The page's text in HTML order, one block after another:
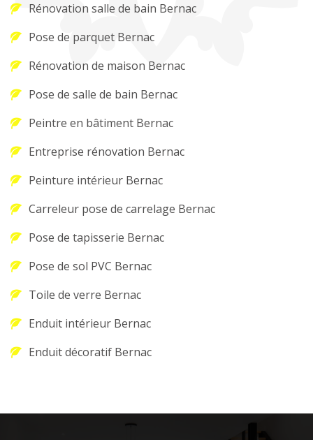
Rénovation salle de bain Bernac
Pose de parquet Bernac
Rénovation de maison Bernac
Pose de salle de bain Bernac
Peintre en bâtiment Bernac
Entreprise rénovation Bernac
Peinture intérieur Bernac
Carreleur pose de carrelage Bernac
Pose de tapisserie Bernac
Pose de sol PVC Bernac
Toile de verre Bernac
Enduit intérieur Bernac
Enduit décoratif Bernac